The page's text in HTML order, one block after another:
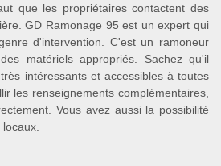
que les propriétaires contactent des
GD Ramonage 95 est un expert qui
d'intervention. C'est un ramoneur
matériels appropriés. Sachez qu'il
intéressants et accessibles à toutes
les renseignements complémentaires,
Vous avez aussi la possibilité